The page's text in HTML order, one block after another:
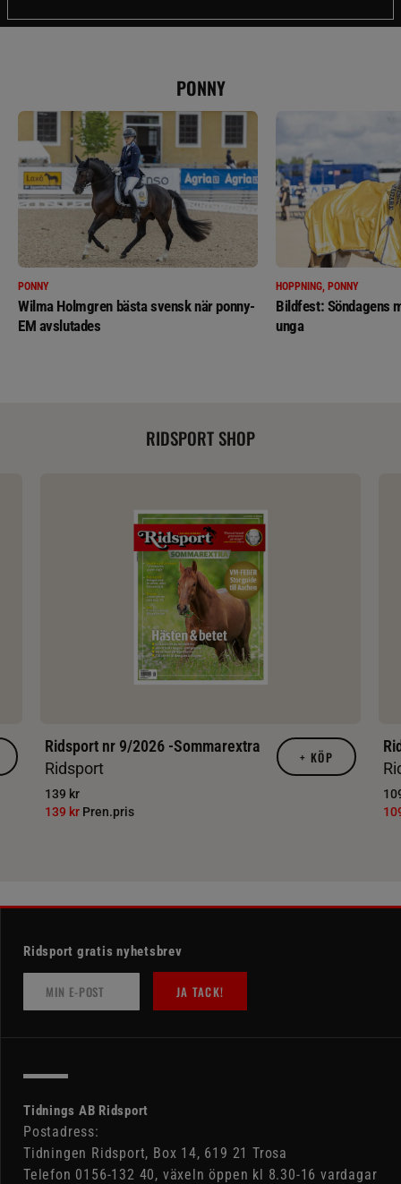
PONNY
PONNY
Wilma Holmgren bästa svensk när ponny-
EM avslutades
HOPPNING, PONNY
Bildfest: Söndagens
unga
RIDSPORT SHOP
Ridsport nr 9/2026 -Sommarextra
Ridsport
139 kr
139 kr Pren.pris
+ KÖP
Ridsport gratis nyhetsbrev
JA TACK!
Tidnings AB Ridsport
Postadress:
Tidningen Ridsport, Box 14, 619 21 Trosa
Telefon 0156-132 40, växeln öppen kl 8.30-16 vardagar